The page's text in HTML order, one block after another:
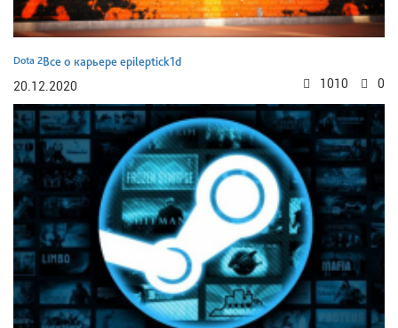
Dota 2Все о карьере epileptick1d
20.12.2020
0
1010